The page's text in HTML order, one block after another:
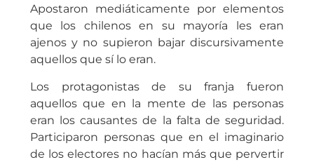
Apostaron mediáticamente por elementos
que los chilenos en su mayoría les eran
ajenos y no supieron bajar discursivamente
aquellos que sí lo eran.
Los protagonistas de su franja fueron
aquellos que en la mente de las personas
eran los causantes de la falta de seguridad.
Participaron personas que en el imaginario
de los electores no hacían más que pervertir